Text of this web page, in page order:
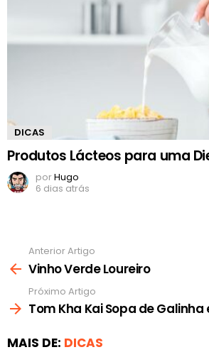
DICAS
Produtos Lácteos para uma
porHugo
6 dias atrás
mais
Anterior Artigo
Vinho Verde Loureiro
Próximo Artigo
Tom Kha Kai Sopa de
MAIS DE: DICAS